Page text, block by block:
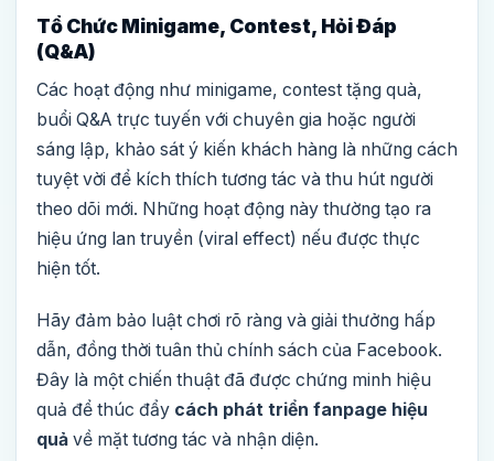
Tổ Chức Minigame, Contest, Hỏi Đáp
(Q&A)
Các hoạt động như minigame, contest tặng quà,
buổi Q&A trực tuyến với chuyên gia hoặc người
sáng lập, khảo sát ý kiến khách hàng là những cách
tuyệt vời để kích thích tương tác và thu hút người
theo dõi mới. Những hoạt động này thường tạo ra
hiệu ứng lan truyền (viral effect) nếu được thực
hiện tốt.
Hãy đảm bảo luật chơi rõ ràng và giải thưởng hấp
dẫn, đồng thời tuân thủ chính sách của Facebook.
Đây là một chiến thuật đã được chứng minh hiệu
quả để thúc đẩy cách phát triển fanpage hiệu
quả về mặt tương tác và nhận diện.